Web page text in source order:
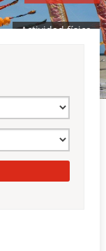
▼
Actividad física